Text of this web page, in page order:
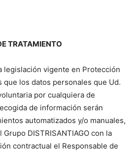
TRATAMIENTO
legislación vigente en Protección
que los datos personales que Ud.
por cualquiera de
de información serán
automatizados y/o manuales,
DISTRISANTIAGO con la
contractual el Responsable de